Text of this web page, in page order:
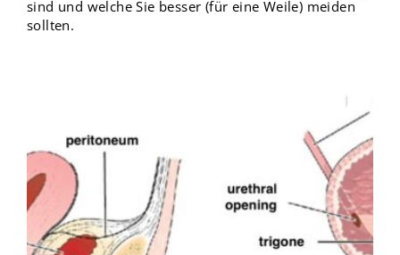
sind und welche Sie besser (für eine Weile) meiden
sollten.